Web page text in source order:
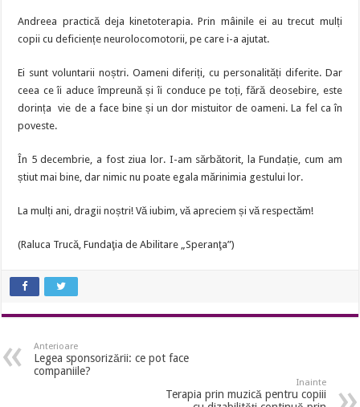
Andreea practică deja kinetoterapia. Prin mâinile ei au trecut mulți
copii cu deficiențe neurolocomotorii, pe care i-a ajutat.
Ei sunt voluntarii noștri. Oameni diferiți, cu personalități diferite. Dar
ceea ce îi aduce împreună și îi conduce pe toți, fără deosebire, este
dorința vie de a face bine și un dor mistuitor de oameni. La fel ca în
poveste.
În 5 decembrie, a fost ziua lor. I-am sărbătorit, la Fundație, cum am
știut mai bine, dar nimic nu poate egala mărinimia gestului lor.
La mulți ani, dragii noștri! Vă iubim, vă apreciem și vă respectăm!
(Raluca Trucă, Fundaţia de Abilitare „Speranţa”)
Anterioare
Legea sponsorizării: ce pot face
companiile?
Inainte
Terapia prin muzică pentru copiii